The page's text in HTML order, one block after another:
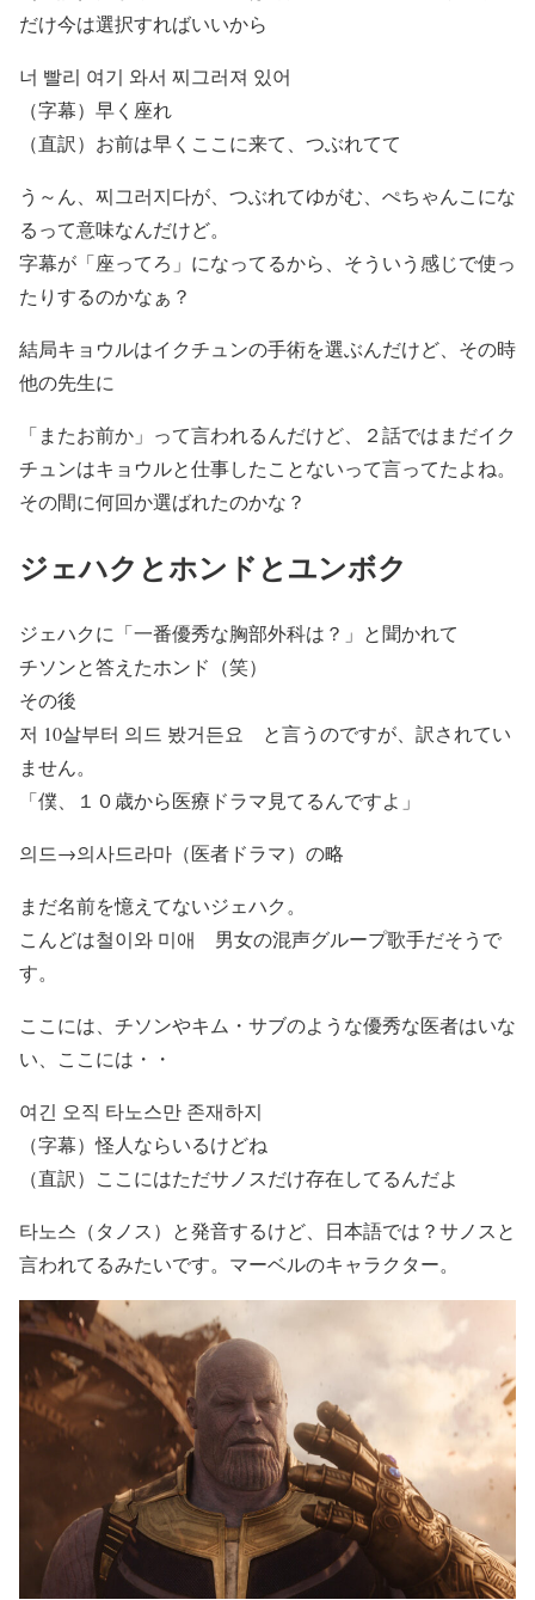
だけ今は選択すればいいから
너 빨리 여기 와서 찌그러져 있어
（字幕）早く座れ
（直訳）お前は早くここに来て、つぶれてて
う～ん、 찌그러지다が、つぶれてゆがむ、ぺちゃんこにな
るって意味なんだけど。
字幕が「座ってろ」になってるから、そういう感じで使っ
たりするのかなぁ？
結局キョウルはイクチュンの手術を選ぶんだけど、その時
他の先生に
「またお前か」って言われるんだけど、２話ではまだイク
チュンはキョウルと仕事したことないって言ってたよね。
その間に何回か選ばれたのかな？
ジェハクとホンドとユンボク
ジェハクに「一番優秀な胸部外科は？」と聞かれて
チソンと答えたホンド（笑）
その後
저 10살부터 의드 봤거든요 と言うのですが、訳されてい
ません。
「僕、１０歳から医療ドラマ見てるんですよ」
의드→의사드라마（医者ドラマ）の略
まだ名前を憶えてないジェハク。
こんどは철이와 미애 男女の混声グループ歌手だそうで
す。
ここには、チソンやキム・サブのような優秀な医者はいな
い、ここには・・
여긴 오직 타노스만 존재하지
（字幕）怪人ならいるけどね
（直訳）ここにはただサノスだけ存在してるんだよ
타노스（タノス）と発音するけど、日本語では？サノスと
言われてるみたいです。マーベルのキャラクター。